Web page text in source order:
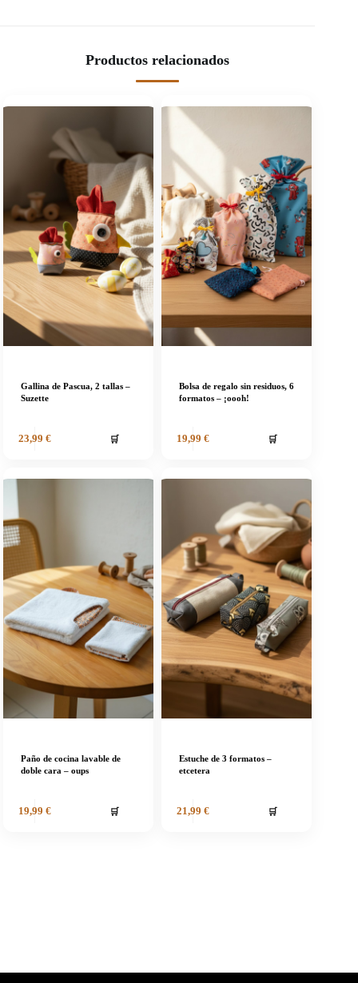
Productos relacionados
Gallina de Pascua, 2 tallas –
Suzette
23,99 € 🛒
Bolsa de regalo sin residuos, 6
formatos – ¡oooh!
19,99 € 🛒
Paño de cocina lavable de
doble cara – oups
19,99 € 🛒
Estuche de 3 formatos –
etcetera
21,99 € 🛒